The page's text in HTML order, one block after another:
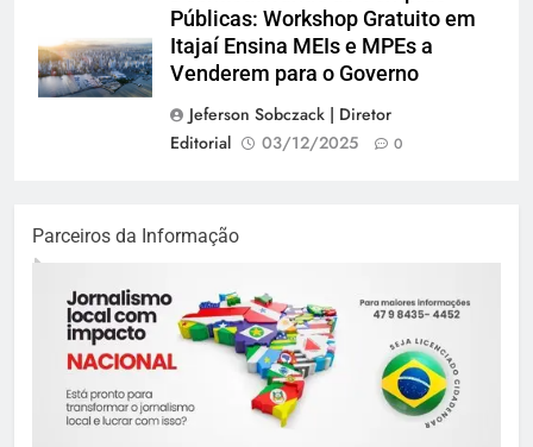
Públicas: Workshop Gratuito em
Itajaí Ensina MEIs e MPEs a
Venderem para o Governo
Jeferson Sobczack | Diretor
Editorial
03/12/2025 0
Parceiros da Informação